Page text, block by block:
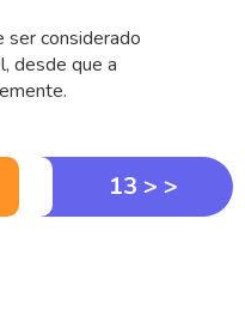
ser considerado
desde que a
13 > >